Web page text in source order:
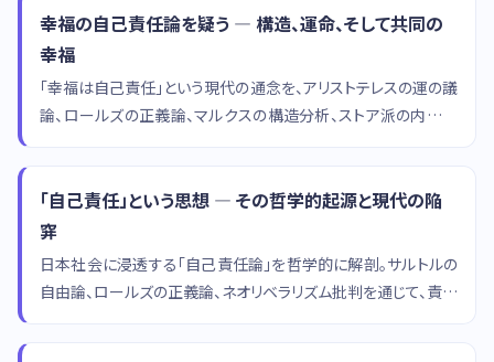
幸福の自己責任論を疑う — 構造、運命、そして共同の
幸福
「幸福は自己責任」という現代の通念を、アリストテレスの運の議
論、ロールズの正義論、マルクスの構造分析、ストア派の内面主
「自己責任」という思想 — その哲学的起源と現代の陥
穽
日本社会に浸透する「自己責任論」を哲学的に解剖。サルトルの
自由論、ロールズの正義論、ネオリベラリズム批判を通じて、責任